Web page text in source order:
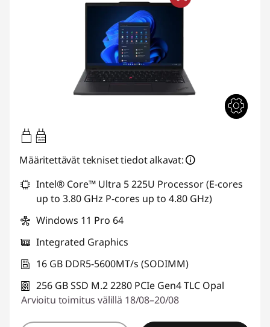
65W-65W
USB PD
Määritettävät tekniset tiedot alkavat:
Intel® Core™ Ultra 5 225U Processor (E-cores
up to 3.80 GHz P-cores up to 4.80 GHz)
Windows 11 Pro 64
Integrated Graphics
16 GB DDR5-5600MT/s (SODIMM)
256 GB SSD M.2 2280 PCIe Gen4 TLC Opal
Arvioitu toimitus välillä 18/08–20/08